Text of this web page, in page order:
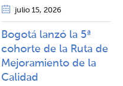
julio 15, 2026
Bogotá lanzó la 5ª
cohorte de la Ruta de
Mejoramiento de la
Calidad​​